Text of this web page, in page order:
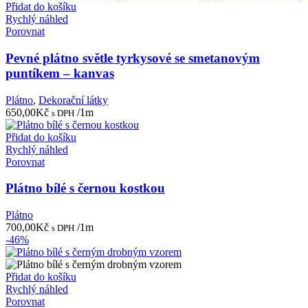
Přidat do košíku
Rychlý náhled
Porovnat
Pevné plátno světle tyrkysové se smetanovým
puntíkem – kanvas
Plátno, Dekorační látky
650,00Kč s DPH /1m
Přidat do košíku
Rychlý náhled
Porovnat
Plátno bílé s černou kostkou
Plátno
700,00Kč s DPH /1m
-46%
Přidat do košíku
Rychlý náhled
Porovnat